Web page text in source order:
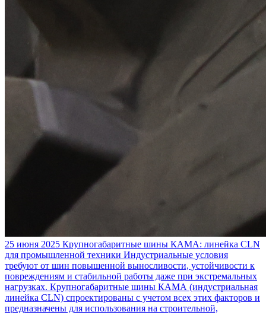
25 июня 2025 Крупногабаритные шины КАМА: линейка CLN
для промышленной техники Индустриальные условия
требуют от шин повышенной выносливости, устойчивости к
повреждениям и стабильной работы даже при экстремальных
нагрузках. Крупногабаритные шины КАМА (индустриальная
линейка CLN) спроектированы с учетом всех этих факторов и
предназначены для использования на строительной,